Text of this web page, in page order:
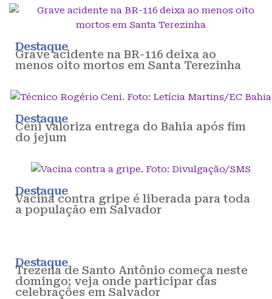
Destaque
Grave acidente na BR-116 deixa ao
menos oito mortos em Santa Terezinha
Destaque
Ceni valoriza entrega do Bahia após fim
do jejum
Destaque
Vacina contra gripe é liberada para toda
a população em Salvador
Destaque
Trezena de Santo Antônio começa neste
domingo; veja onde participar das
celebrações em Salvador